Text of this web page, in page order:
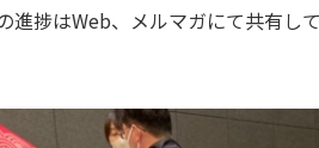
進捗はWeb、メルマガにて共有して